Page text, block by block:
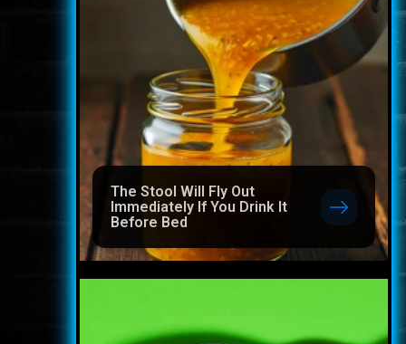
The Stool Will Fly Out
Immediately If You Drink It
Before Bed